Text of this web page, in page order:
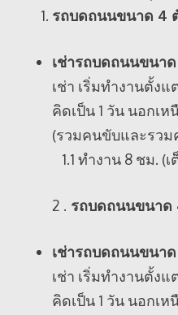
รถบดถนนขนาด 4
เช่ารถบดถนนขนา
เช่า เริ่มทำงานตั้งแ
คิดเป็น 1 วัน นอกเ
(รวมคนขับและรว
1.1 ทำงาน 8 ชม. (
2 . รถบดถนนขนาด
เช่ารถบดถนนขนา
เช่า เริ่มทำงานตั้งแ
คิดเป็น 1 วัน นอกเ